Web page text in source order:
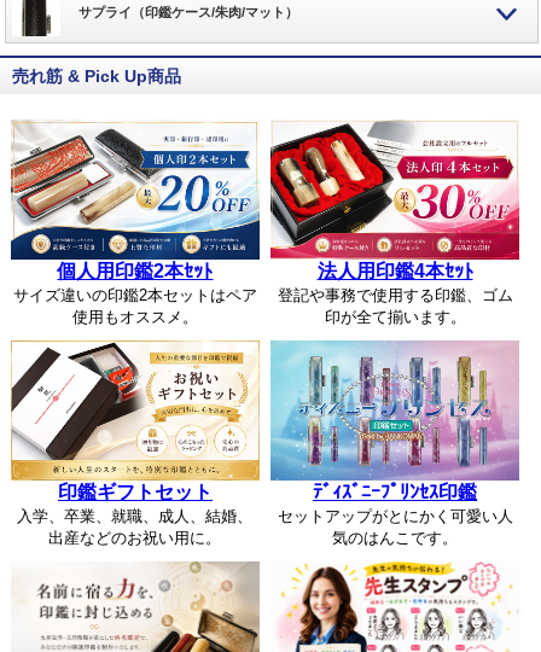
サプライ（印鑑ケース/朱肉/マット）
売れ筋 & Pick Up商品
個人用印鑑2本ｾｯﾄ
サイズ違いの印鑑2本セットはペア
使用もオススメ。
法人用印鑑4本ｾｯﾄ
登記や事務で使用する印鑑、ゴム
印が全て揃います。
印鑑ギフトセット
入学、卒業、就職、成人、結婚、
出産などのお祝い用に。
ﾃﾞｨｽﾞﾆｰﾌﾟﾘﾝｾｽ印鑑
セットアップがとにかく可愛い人
気のはんこです。